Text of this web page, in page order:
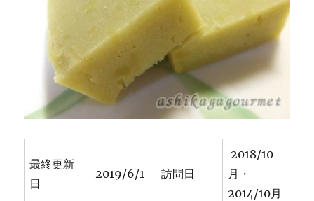
最終更新
日
2019/6/1 訪問日
2018/10
月・
2014/10月